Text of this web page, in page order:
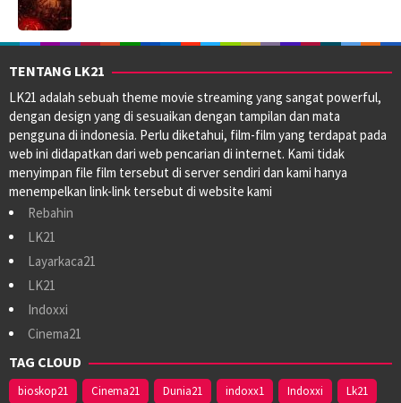
TENTANG LK21
LK21 adalah sebuah theme movie streaming yang sangat powerful,
dengan design yang di sesuaikan dengan tampilan dan mata
pengguna di indonesia. Perlu diketahui, film-film yang terdapat pada
web ini didapatkan dari web pencarian di internet. Kami tidak
menyimpan file film tersebut di server sendiri dan kami hanya
menempelkan link-link tersebut di website kami
Rebahin
LK21
Layarkaca21
LK21
Indoxxi
Cinema21
TAG CLOUD
bioskop21 Cinema21 Dunia21 indoxx1 Indoxxi Lk21